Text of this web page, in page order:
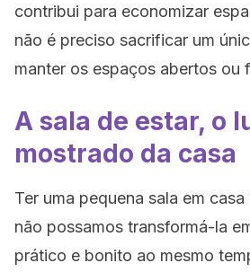
contribui para economizar
não é preciso sacrificar um
manter os espaços abertos ou
A sala de estar, o
mostrado da casa
Ter uma pequena sala em
não possamos transformá-la
prático e bonito ao mesmo